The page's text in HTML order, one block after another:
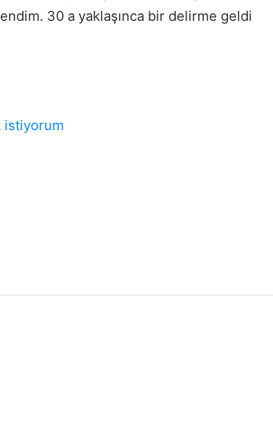
30 a yaklaşınca bir delirme geldi
istiyorum
Slm hanim efendiler